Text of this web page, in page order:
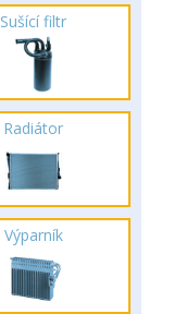
Sušící filtr
Radiátor
Výparník